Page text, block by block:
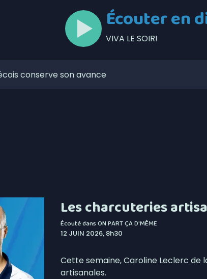
Écouter en
VIVA LE SOIR!
conserve son avance
un appel d’offres visant l’exploitation et le
à l’abri de ses créanciers
mettent de l’avant leur plan climat
fermeraient à cause de la rareté de
conditions à la MRC des Appalaches et au
veut assouplir les règles
Les charcuteries
Écouté dansON PART ÇA D'MÊME
12 JUIN 2026, 8h30
Cette semaine, Caroline Leclerc de
artisanales.